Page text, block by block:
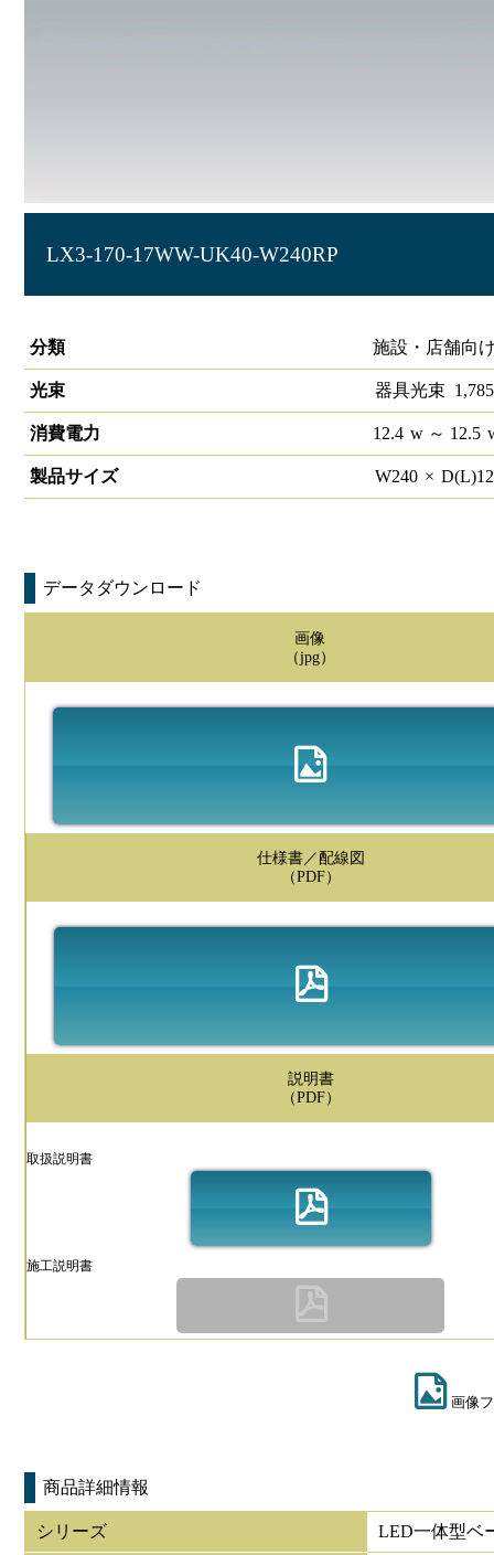
LX3-170-17WW-UK40-W240RP
分類
施設・店舗向
光束 器具光束 1,785
消費電力 12.4 w～ 12.5
製品サイズ W240 × D(L)
データダウンロード
画像
（jpg）
仕様書／配線図
（PDF）
説明書
（PDF）
取扱説明書
施工説明書
画像
商品詳細情報
シリーズ LED一体型ベ